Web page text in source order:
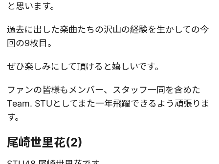
と思います。
過去に出した楽曲たちの沢山の経験を生かしての今
回の9枚目。
ぜひ楽しみにして頂けると嬉しいです。
ファンの皆様もメンバー、スタッフ一同を含めた
Team. STUとしてまた一年飛躍できるよう頑張りま
す。
尾崎世里花(2)